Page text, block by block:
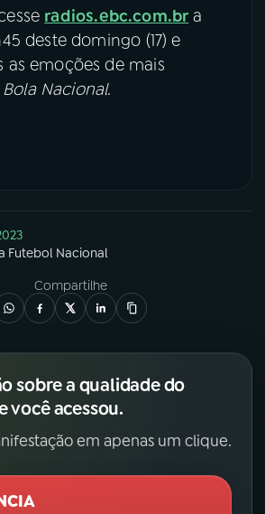
radios.ebc.com.br a
deste domingo (17) e
as emoções de mais
Nacional.
Futebol Nacional
Compartilhe
sobre a qualidade do
você acessou.
em apenas um clique.